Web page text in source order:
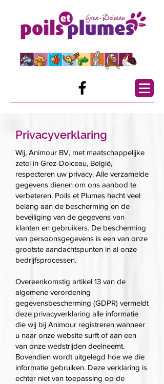
Privacyverklaring
Wij, Animour BV, met maatschappelijke
zetel in Grez-Doiceau, België,
respecteren uw privacy. Alle verzamelde
gegevens dienen om ons aanbod te
verbeteren. Poils et Plumes hecht veel
belang aan de bescherming en de
beveiliging van de gegevens van
klanten en gebruikers. De bescherming
van persoonsgegevens is een van onze
grootste aandachtspunten in al onze
bedrijfsprocessen.
Overeenkomstig artikel 13 van de
algemene verordening
gegevensbescherming (GDPR) vermeldt
deze privacyverklaring alle informatie
die wij bij Animour registreren wanneer
u naar onze website surft of aan een
van onze wedstrijden deelneemt.
Bovendien wordt uitgelegd hoe we die
informatie gebruiken. Deze verklaring is
echter niet van toepassing op de